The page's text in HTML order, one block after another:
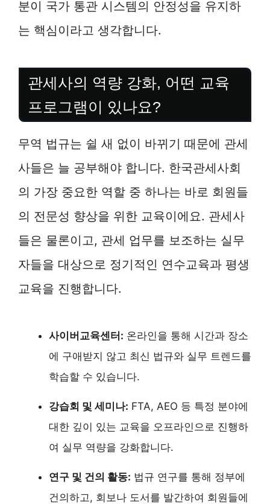
분이 국가 통관 시스템의 안정성을 유지하
는 핵심이라고 생각합니다.
관세사의 역량 강화, 어떤 교육
프로그램이 있나요?
무역 법규는 쉴 새 없이 바뀌기 때문에 관세
사들은 늘 공부해야 합니다. 한국관세사회
의 가장 중요한 역할 중 하나는 바로 회원들
의 전문성 향상을 위한 교육이에요. 관세사
들은 물론이고, 관세 업무를 보조하는 실무
자들을 대상으로 정기적인 연수교육과 평생
교육을 진행합니다.
사이버교육센터: 온라인을 통해 시간과 장소
에 구애받지 않고 최신 법규와 실무 트렌드를
학습할 수 있습니다.
강습회 및 세미나: FTA, AEO 등 특정 분야에
대한 깊이 있는 교육을 오프라인으로 진행하
여 실무 역량을 강화합니다.
연구 및 건의 활동: 법규 연구를 통해 정부에
건의하고, 회보나 도서를 발간하여 회원들에